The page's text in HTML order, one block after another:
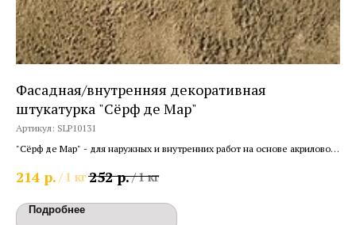
Фасадная/внутренняя декоративная
штукатурка "Сёрф де Мар"
Артикул: SLP10131
"Сёрф де Мар" - для наружных и внутренних работ на основе акрилового
214 р. / 1 кг252 р./1 кг
Подробнее